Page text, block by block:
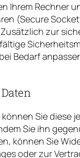
Rechner
(Secure
zur
Bedarf
Sie
Sie ihn
können Sie
oder zur